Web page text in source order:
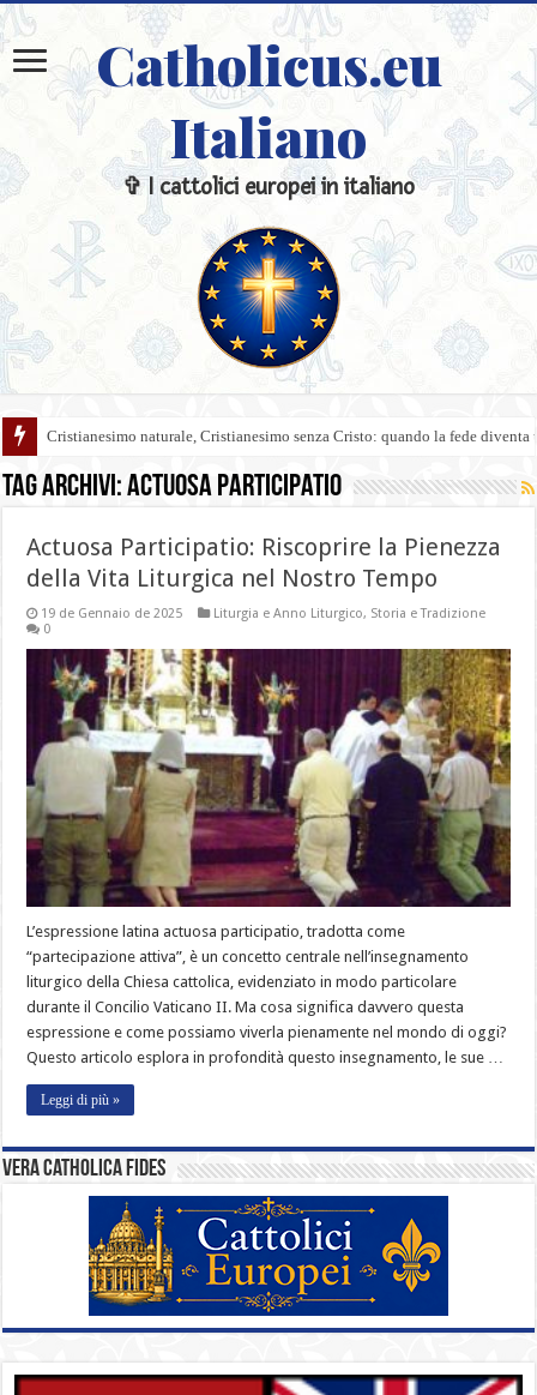
Catholicus.eu
Italiano
✞ I cattolici europei in italiano
Cristianesimo naturale, Cristianesimo senza Cristo: quando la fede
Tag Archivi:Actuosa Participatio
Actuosa Participatio: Riscoprire la Pienezza
della Vita Liturgica nel Nostro Tempo
19 de Gennaio de 2025 Liturgia e Anno Liturgico, Storia e Tradizione
0
L’espressione latina actuosa participatio, tradotta come
“partecipazione attiva”, è un concetto centrale nell’insegnamento
liturgico della Chiesa cattolica, evidenziato in modo particolare
durante il Concilio Vaticano II. Ma cosa significa davvero questa
espressione e come possiamo viverla pienamente nel mondo di oggi?
Questo articolo esplora in profondità questo insegnamento, le sue …
Leggi di più »
Vera catholica fides